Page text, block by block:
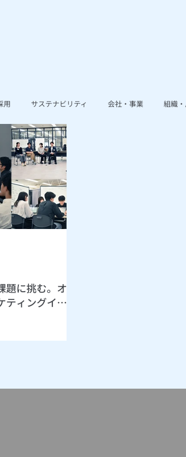
用 サステナビリティ 会社・事業 組織
題に挑む。オ
ティングイン